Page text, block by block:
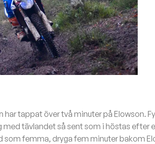
har tappat över två minuter på Elowson.
tävlandet så sent som i höstas efter
som femma, dryga fem minuter bakom